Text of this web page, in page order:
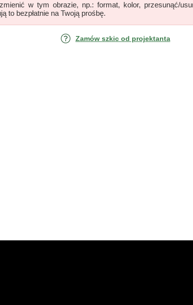
w tym obrazie, np.: format, kolor, przesunąć/
to bezpłatnie na Twoją prośbę.
Zamów szkic od projektanta